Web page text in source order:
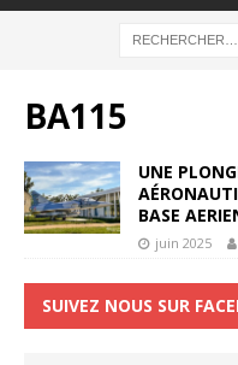
BA115
UNE
BASE
juin 2025
SUIVEZ NOUS SUR